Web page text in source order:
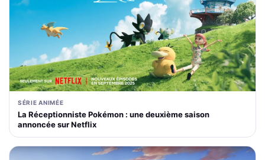
SÉRIE ANIMÉE
La Réceptionniste Pokémon : une deuxième saison
annoncée sur Netflix